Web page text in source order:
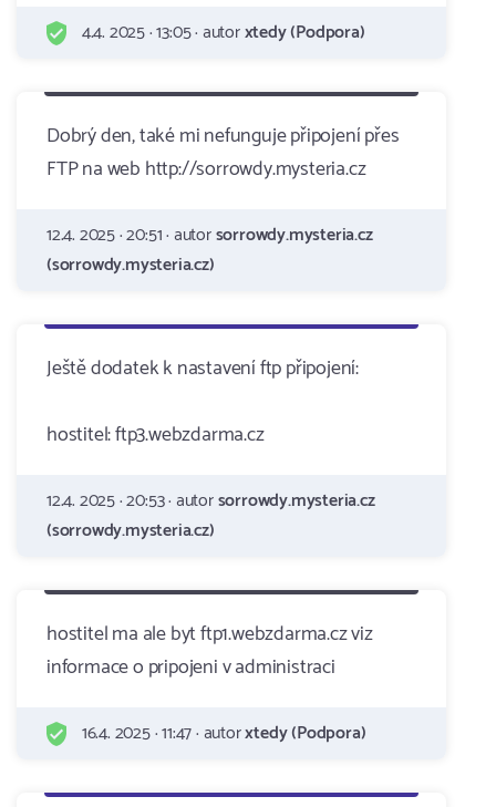
4.4. 2025 · 13:05 · autorxtedy (Podpora)
Dobrý den, také mi nefunguje připojení přes
FTP na web http://sorrowdy.mysteria.cz
12.4. 2025 · 20:51 · autorsorrowdy.mysteria.cz
(sorrowdy.mysteria.cz)
Ještě dodatek k nastavení ftp připojení:
hostitel: ftp3.webzdarma.cz
12.4. 2025 · 20:53 · autorsorrowdy.mysteria.cz
(sorrowdy.mysteria.cz)
hostitel ma ale byt ftp1.webzdarma.cz viz
informace o pripojeni v administraci
16.4. 2025 · 11:47 · autorxtedy (Podpora)